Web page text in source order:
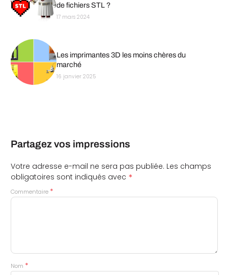
de fichiers STL ?
17 mars 2024
Les imprimantes 3D les moins chères du
marché
16 janvier 2025
Partagez vos impressions
Votre adresse e-mail ne sera pas publiée. Les champs
obligatoires sont indiqués avec *
Commentaire *
Nom *